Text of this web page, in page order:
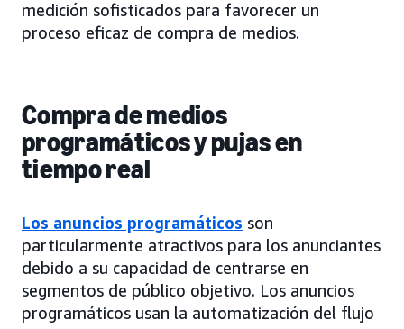
medición sofisticados para favorecer un
proceso eficaz de compra de medios.
Compra de medios
programáticos y pujas en
tiempo real
Los anuncios programáticos son
particularmente atractivos para los anunciantes
debido a su capacidad de centrarse en
segmentos de público objetivo. Los anuncios
programáticos usan la automatización del flujo